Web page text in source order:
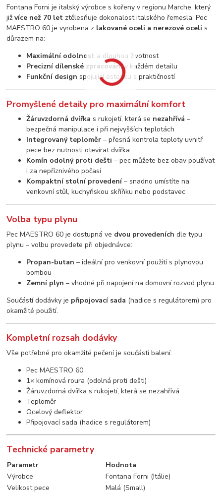
Fontana Forni je italský výrobce s kořeny v regionu Marche, který
jižvíce než 70 let ztělesňuje dokonalost italského řemesla. Pec
MAESTRO 60 je vyrobena z lakované oceli a nerezové oceli s
důrazem na:
Maximální odolnost a dlouhou životnost
Precizní dílenské zpracovánív každém detailu
Funkční design spojující estetiku s praktičností
Promyšlené detaily pro maximální komfort
Žáruvzdorná dvířka s rukojetí, která se nezahřívá –
bezpečná manipulace i při nejvyšších teplotách
Integrovaný teploměr – přesná kontrola teploty uvnitř
pece bez nutnosti otevírat dvířka
Komín odolný proti dešti – pec můžete bez obav používat
i za nepříznivého počasí
Kompaktní stolní provedení– snadno umístíte na
venkovní stůl, kuchyňskou skříňku nebo podstavec
Volba typu plynu
Pec MAESTRO 60 je dostupná ve dvou provedeních dle typu
plynu – volbu provedete při objednávce:
Propan-butan – ideální pro venkovní použití s plynovou
bombou
Zemní plyn – vhodné při napojení na domovní rozvod plynu
Součástí dodávky je připojovací sada (hadice s regulátorem) pro
okamžité použití.
Kompletní rozsah dodávky
Vše potřebné pro okamžité pečení je součástí balení:
Pec MAESTRO 60
1× komínová roura (odolná proti dešti)
Žáruvzdorná dvířka s rukojetí, která se nezahřívá
Teploměr
Ocelový deflektor
Připojovací sada (hadice s regulátorem)
Technické parametry
Parametr
Hodnota
Výrobce
Fontana Forni (Itálie)
Velikost pece
Malá (Small)